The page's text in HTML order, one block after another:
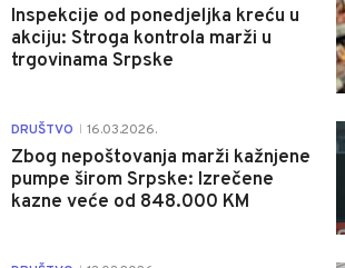
Inspekcije od ponedjeljka kreću u
akciju: Stroga kontrola marži u
trgovinama Srpske
DRUŠTVO 16.03.2026.
Zbog nepoštovanja marži kažnjene
pumpe širom Srpske: Izrečene
kazne veće od 848.000 KM